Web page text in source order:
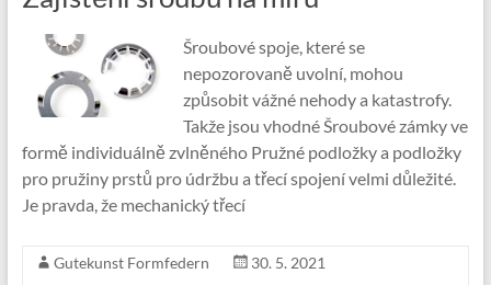
Šroubové spoje, které se
nepozorovaně uvolní, mohou
způsobit vážné nehody a katastrofy.
Takže jsou vhodné Šroubové zámky ve
formě individuálně zvlněného Pružné podložky a podložky
pro pružiny prstů pro údržbu a třecí spojení velmi důležité.
Je pravda, že mechanický třecí
Gutekunst Formfedern
30. 5. 2021